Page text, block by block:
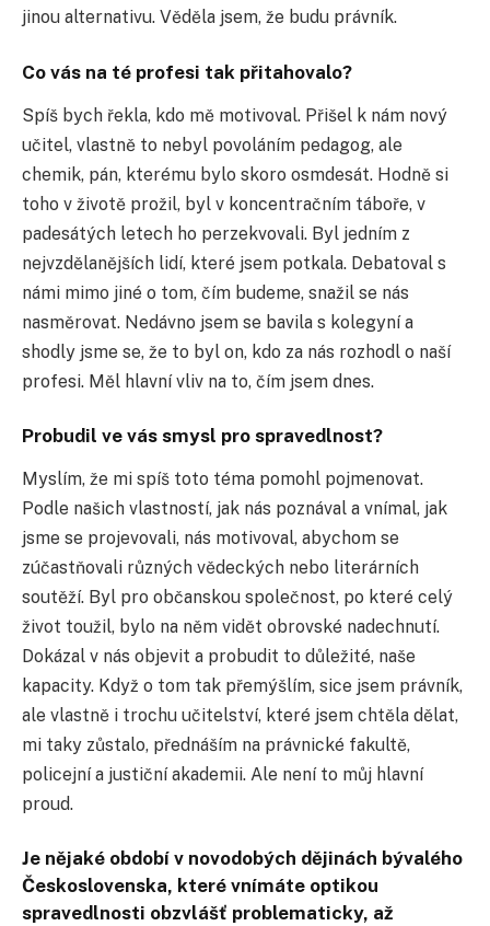
jinou alternativu. Věděla jsem, že budu právník.
Co vás na té profesi tak přitahovalo?
Spíš bych řekla, kdo mě motivoval. Přišel k nám nový
učitel, vlastně to nebyl povoláním pedagog, ale
chemik, pán, kterému bylo skoro osmdesát. Hodně si
toho v životě prožil, byl v koncentračním táboře, v
padesátých letech ho perzekvovali. Byl jedním z
nejvzdělanějších lidí, které jsem potkala. Debatoval s
námi mimo jiné o tom, čím budeme, snažil se nás
nasměrovat. Nedávno jsem se bavila s kolegyní a
shodly jsme se, že to byl on, kdo za nás rozhodl o naší
profesi. Měl hlavní vliv na to, čím jsem dnes.
Probudil ve vás smysl pro spravedlnost?
Myslím, že mi spíš toto téma pomohl pojmenovat.
Podle našich vlastností, jak nás poznával a vnímal, jak
jsme se projevovali, nás motivoval, abychom se
zúčastňovali různých vědeckých nebo literárních
soutěží. Byl pro občanskou společnost, po které celý
život toužil, bylo na něm vidět obrovské nadechnutí.
Dokázal v nás objevit a probudit to důležité, naše
kapacity. Když o tom tak přemýšlím, sice jsem právník,
ale vlastně i trochu učitelství, které jsem chtěla dělat,
mi taky zůstalo, přednáším na právnické fakultě,
policejní a justiční akademii. Ale není to můj hlavní
proud.
Je nějaké období v novodobých dějinách bývalého
Československa, které vnímáte optikou
spravedlnosti obzvlášť problematicky, až